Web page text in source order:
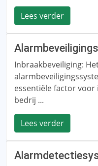
Lees verder
Inbraakbeveiliging:
essentiële factor
bedrij ...
Lees verder